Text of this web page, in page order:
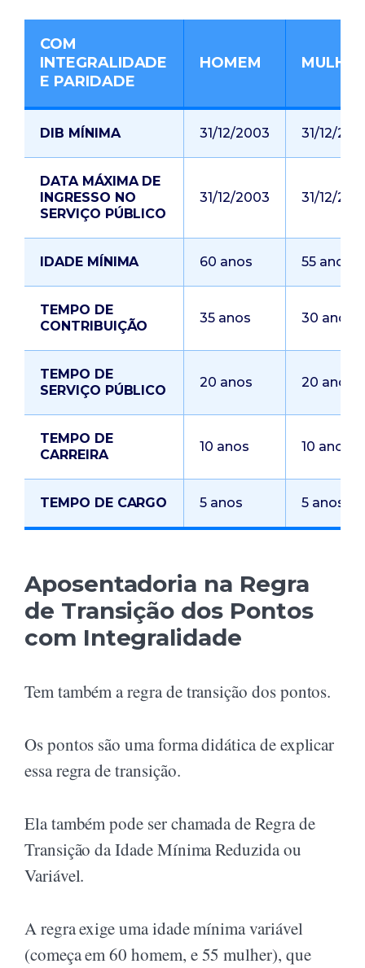
COM
INTEGRALIDADE
E PARIDADE
HOMEM
DIB MÍNIMA 31/12/2003 31/12/
DATA MÁXIMA DE
INGRESSO NO
SERVIÇO PÚBLICO
31/12/2003 31/12/
IDADE MÍNIMA 60 anos 55 anos
TEMPO DE
CONTRIBUIÇÃO
35 anos 30 anos
TEMPO DE
SERVIÇO PÚBLICO
20 anos 20 anos
TEMPO DE
CARREIRA
10 anos 10 anos
TEMPO DE CARGO 5 anos 5 anos
Aposentadoria na Regra
de Transição dos Pontos
com Integralidade
Tem também a regra de transição dos pontos.
Os pontos são uma forma didática de explicar
essa regra de transição.
Ela também pode ser chamada de Regra de
Transição da Idade Mínima Reduzida ou
Variável.
A regra exige uma idade mínima variável
(começa em 60 homem, e 55 mulher), que